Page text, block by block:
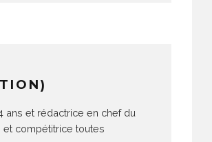
ans et rédactrice en chef du
et compétitrice toutes